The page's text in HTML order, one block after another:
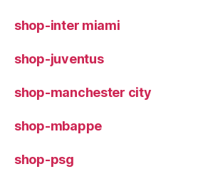
shop-inter miami
shop-juventus
shop-manchester city
shop-mbappe
shop-psg